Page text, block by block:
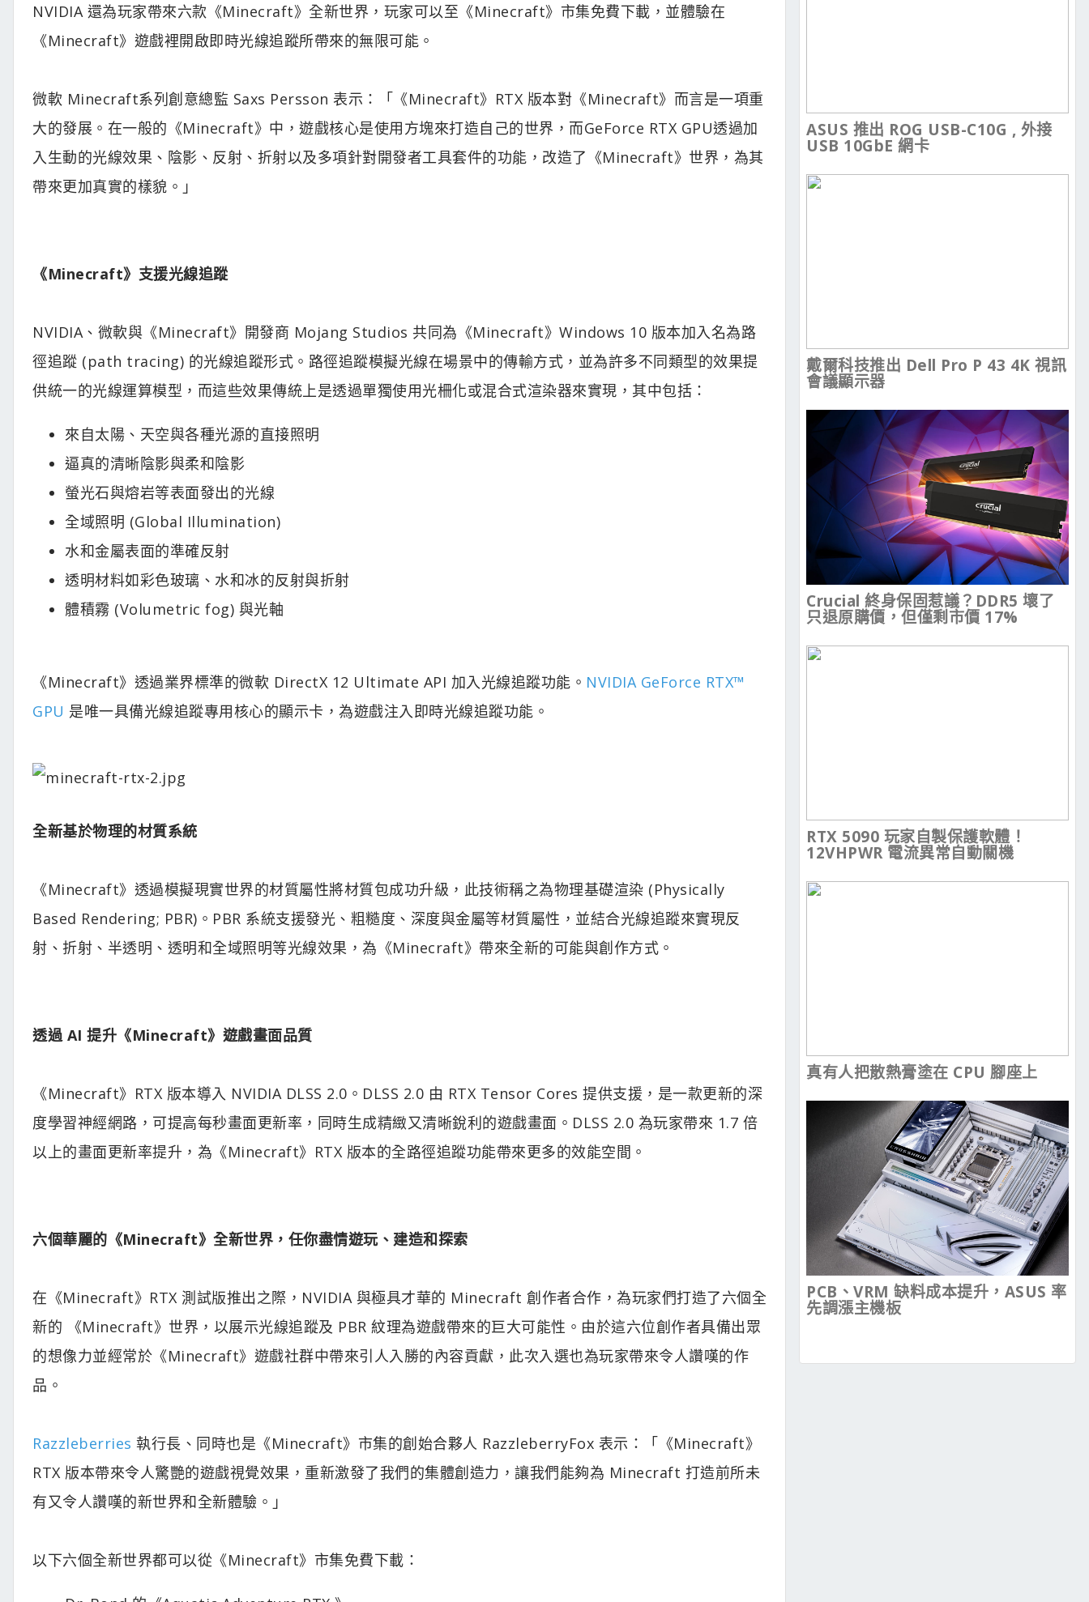
NVIDIA 還為玩家帶來六款《Minecraft》全新世界，玩家可以至《Minecraft》市集免費下載，並體驗在
《Minecraft》遊戲裡開啟即時光線追蹤所帶來的無限可能。
微軟 Minecraft系列創意總監 Saxs Persson 表示：「《Minecraft》RTX 版本對《Minecraft》而言是一項重
大的發展。在一般的《Minecraft》中，遊戲核心是使用方塊來打造自己的世界，而GeForce RTX GPU透過加
入生動的光線效果、陰影、反射、折射以及多項針對開發者工具套件的功能，改造了《Minecraft》世界，為其
帶來更加真實的樣貌。」
《Minecraft》支援光線追蹤
NVIDIA、微軟與《Minecraft》開發商 Mojang Studios 共同為《Minecraft》Windows 10 版本加入名為路
徑追蹤 (path tracing) 的光線追蹤形式。路徑追蹤模擬光線在場景中的傳輸方式，並為許多不同類型的效果提
供統一的光線運算模型，而這些效果傳統上是透過單獨使用光柵化或混合式渲染器來實現，其中包括：
來自太陽、天空與各種光源的直接照明
逼真的清晰陰影與柔和陰影
螢光石與熔岩等表面發出的光線
全域照明 (Global Illumination)
水和金屬表面的準確反射
透明材料如彩色玻璃、水和冰的反射與折射
體積霧 (Volumetric fog) 與光軸
《Minecraft》透過業界標準的微軟 DirectX 12 Ultimate API 加入光線追蹤功能。 NVIDIA GeForce RTX™
GPU 是唯一具備光線追蹤專用核心的顯示卡，為遊戲注入即時光線追蹤功能。
全新基於物理的材質系統
《Minecraft》透過模擬現實世界的材質屬性將材質包成功升級，此技術稱之為物理基礎渲染 (Physically
Based Rendering; PBR)。PBR 系統支援發光、粗糙度、深度與金屬等材質屬性，並結合光線追蹤來實現反
射、折射、半透明、透明和全域照明等光線效果，為《Minecraft》帶來全新的可能與創作方式。
透過 AI 提升《Minecraft》遊戲畫面品質
《Minecraft》RTX 版本導入 NVIDIA DLSS 2.0。DLSS 2.0 由 RTX Tensor Cores 提供支援，是一款更新的深
度學習神經網路，可提高每秒畫面更新率，同時生成精緻又清晰銳利的遊戲畫面。DLSS 2.0 為玩家帶來 1.7 倍
以上的畫面更新率提升，為《Minecraft》RTX 版本的全路徑追蹤功能帶來更多的效能空間。
六個華麗的《Minecraft》全新世界，任你盡情遊玩、建造和探索
在《Minecraft》RTX 測試版推出之際，NVIDIA 與極具才華的 Minecraft 創作者合作，為玩家們打造了六個全
新的 《Minecraft》世界，以展示光線追蹤及 PBR 紋理為遊戲帶來的巨大可能性。由於這六位創作者具備出眾
的想像力並經常於《Minecraft》遊戲社群中帶來引人入勝的內容貢獻，此次入選也為玩家帶來令人讚嘆的作
品。
Razzleberries 執行長、同時也是《Minecraft》市集的創始合夥人 RazzleberryFox 表示：「《Minecraft》
RTX 版本帶來令人驚艷的遊戲視覺效果，重新激發了我們的集體創造力，讓我們能夠為 Minecraft 打造前所未
有又令人讚嘆的新世界和全新體驗。」
以下六個全新世界都可以從《Minecraft》市集免費下載：
ASUS 推出 ROG USB-C10G , 外接
USB 10GbE 網卡
戴爾科技推出 Dell Pro P 43 4K 視訊
會議顯示器
Crucial 終身保固惹議？DDR5 壞了
只退原購價，但僅剩市價 17%
RTX 5090 玩家自製保護軟體！
12VHPWR 電流異常自動關機
真有人把散熱膏塗在 CPU 腳座上
PCB、VRM 缺料成本提升，ASUS 率
先調漲主機板